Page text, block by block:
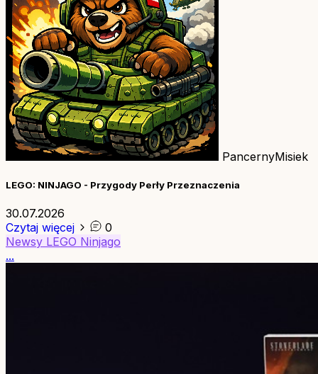
PancernyMisiek
LEGO: NINJAGO - Przygody Perły Przeznaczenia
30.07.2026
Czytaj więcej
0
Newsy LEGO Ninjago
...